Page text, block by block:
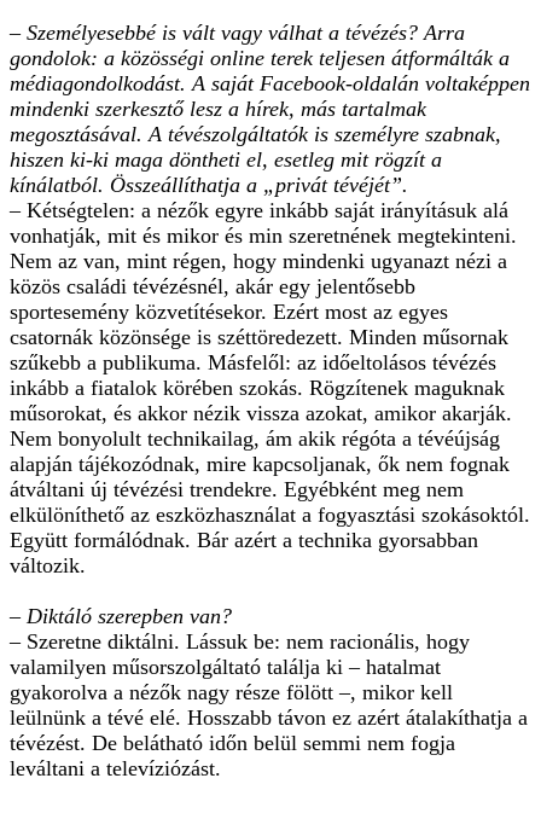
– Személyesebbé is vált vagy válhat a tévézés? Arra
gondolok: a közösségi online terek teljesen átformálták a
médiagondolkodást. A saját Facebook-oldalán voltaképpen
mindenki szerkesztő lesz a hírek, más tartalmak
megosztásával. A tévészolgáltatók is személyre szabnak,
hiszen ki-ki maga döntheti el, esetleg mit rögzít a
kínálatból. Összeállíthatja a „privát tévéjét”.
– Kétségtelen: a nézők egyre inkább saját irányításuk alá
vonhatják, mit és mikor és min szeretnének megtekinteni.
Nem az van, mint régen, hogy mindenki ugyanazt nézi a
közös családi tévézésnél, akár egy jelentősebb
sportesemény közvetítésekor. Ezért most az egyes
csatornák közönsége is széttöredezett. Minden műsornak
szűkebb a publikuma. Másfelől: az időeltolásos tévézés
inkább a fiatalok körében szokás. Rögzítenek maguknak
műsorokat, és akkor nézik vissza azokat, amikor akarják.
Nem bonyolult technikailag, ám akik régóta a tévéújság
alapján tájékozódnak, mire kapcsoljanak, ők nem fognak
átváltani új tévézési trendekre. Egyébként meg nem
elkülöníthető az eszközhasználat a fogyasztási szokásoktól.
Együtt formálódnak. Bár azért a technika gyorsabban
változik.
– Diktáló szerepben van?
– Szeretne diktálni. Lássuk be: nem racionális, hogy
valamilyen műsorszolgáltató találja ki – hatalmat
gyakorolva a nézők nagy része fölött –, mikor kell
leülnünk a tévé elé. Hosszabb távon ez azért átalakíthatja a
tévézést. De belátható időn belül semmi nem fogja
leváltani a televíziózást.